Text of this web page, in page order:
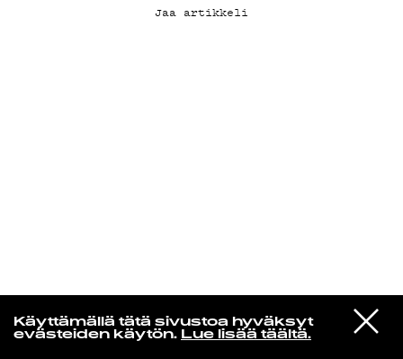
Käyttämällä tätä sivustoa hyväksyt
evästeiden käytön. Lue lisää täältä.
VIESTI
STUDIOON
Geese
Cobra
Jaa artikkeli